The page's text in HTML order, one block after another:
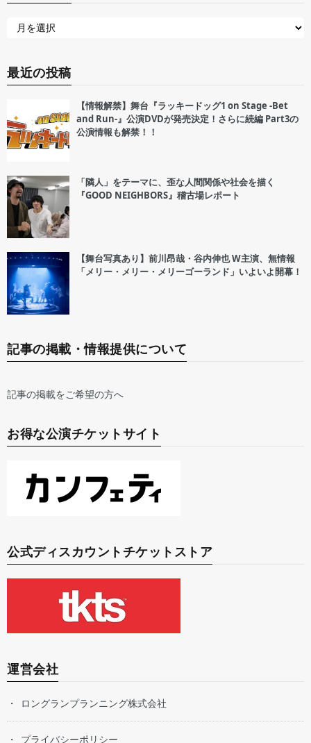
最近の投稿
【情報解禁】舞台『ラッキードッグ1 on Stage -Bet
and Run-』公演DVDが発売決定！さらに続編 Part3の
公演情報も解禁！！
「隣人」をテーマに、歪な人間関係や社会を描く
『GOOD NEIGHBORS』稽古場レポート
【舞台写真あり】前川昂哉・谷内伸也 W主演、無情報
「メリー・メリー・メリーゴーランド」いよいよ開幕！
記事の掲載・情報提供について
記事の掲載をご希望の方へ
お得な公演チケットサイト
公式ディスカウントチケットストア
運営会社
ロングランプランニング株式会社
プライバシーポリシー